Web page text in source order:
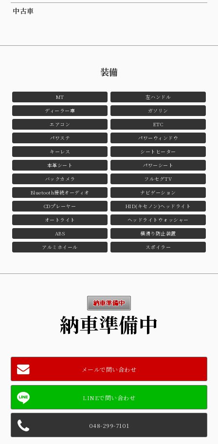
中古車
装備
MT
左ハンドル
ディーラー車
ガソリン
エアコン
ETC
パワステ
パワーウィンドウ
キーレス
シートヒーター
本革シート
パワーシート
バックカメラ
フルセグTV
Bluetooth接続オーディオ
ナビゲーション
CDプレーヤー
HID(キセノン)ヘッドライト
オートライト
ヘッドライトウォッシャー
ABS
横滑り防止装置
アルミホイール
スポイラー
納車準備中
メールで問い合わせ
048-299-7101